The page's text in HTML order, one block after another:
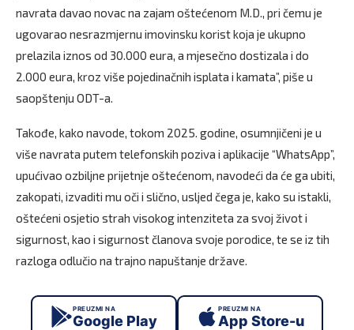
navrata davao novac na zajam oštećenom M.D., pri čemu je
ugovarao nesrazmjernu imovinsku korist koja je ukupno
prelazila iznos od 30.000 eura, a mjesečno dostizala i do
2.000 eura, kroz više pojedinačnih isplata i kamata”, piše u
saopštenju ODT-a.
Takođe, kako navode, tokom 2025. godine, osumnjičeni je u
više navrata putem telefonskih poziva i aplikacije “WhatsApp”,
upućivao ozbiljne prijetnje oštećenom, navodeći da će ga ubiti,
zakopati, izvaditi mu oči i slično, usljed čega je, kako su istakli,
oštećeni osjetio strah visokog intenziteta za svoj život i
sigurnost, kao i sigurnost članova svoje porodice, te se iz tih
razloga odlučio na trajno napuštanje države.
PREUZMI NA
Google Play
PREUZMI NA
App Store-u